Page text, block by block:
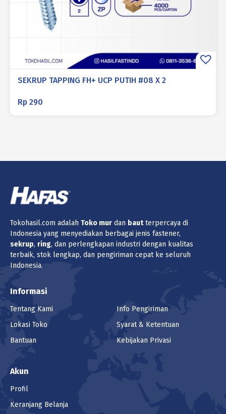
SEKRUP TAPPING FH+ UCP PUTIH #08 X 2
Rp 290
Tokohasil.com adalah Toko mur dan bautterpercaya di
Indonesia yang menyediakan berbagai jenis fastener,
sekrup, ring, dan perlengkapan industri dengan kualitas
terbaik, stok lengkap, dan pengiriman cepat ke seluruh
Indonesia.
Informasi
Tentang Kami
Lokasi Toko
Bantuan
Info Pengiriman
Syarat & Ketentuan
Kebijakan Privasi
Akun
Profil
Keranjang Belanja